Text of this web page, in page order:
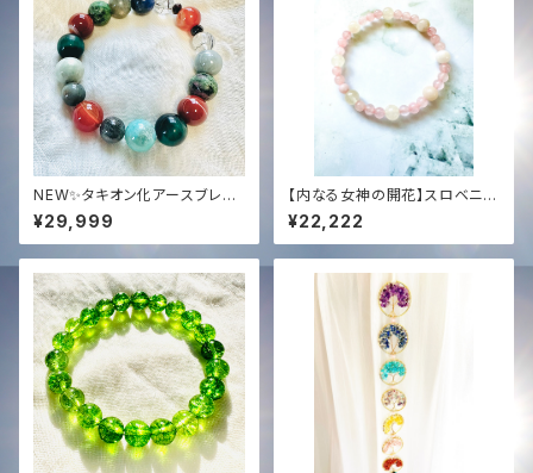
NEW✨タキオン化アースブレス
レット✨グランディングと宇宙エ
ネルギーのバランスサポート✨オ
リジナルブレンド一点物✨
¥29,999
【内なる女神の開花】スロベニア
最新チェンバー・アクティベーシ
ョン済✨ ローズクォーツ＆水晶・
女神ブレスレット｜無条件の愛
¥22,222